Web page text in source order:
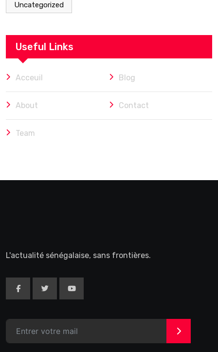
Uncategorized
Useful Links
Acceuil Blog
About Contact
Team
L'actualité sénégalaise, sans frontières.
>